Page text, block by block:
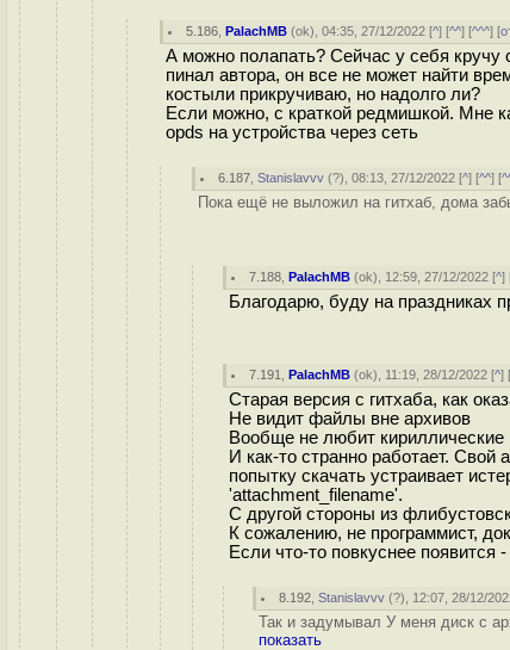
5.186 ,PalachMB (ok), 04:35, 27/12/2022 [^] [^^] [^^^] [
А можно полапать? Сейчас у себя
пинал автора, он все не может найти
костыли прикручиваю, но надолго ли?
Если можно, с краткой редмишкой. Мне
opds на устройства через сеть
6.187 ,Stanislavvv (?), 08:13, 27/12/2022 [^] [^^] [
Пока ещё не выложил на гитхаб, дома
7.188 ,PalachMB (ok), 12:59, 27/12/2022 [^]
Благодарю, буду на праздниках
7.191 ,PalachMB (ok), 11:19, 28/12/2022 [^]
Старая версия с гитхаба, как
Не видит файлы вне архивов
Вообще не любит
И как-то странно работает.
попытку скачать устраивает
'attachment_filename'.
С другой стороны из
К сожалению, не программист,
Если что-то повкуснее появится
8.192 ,Stanislavvv (?), 12:07, 28/12/
Так и задумывал У меня диск с
показать